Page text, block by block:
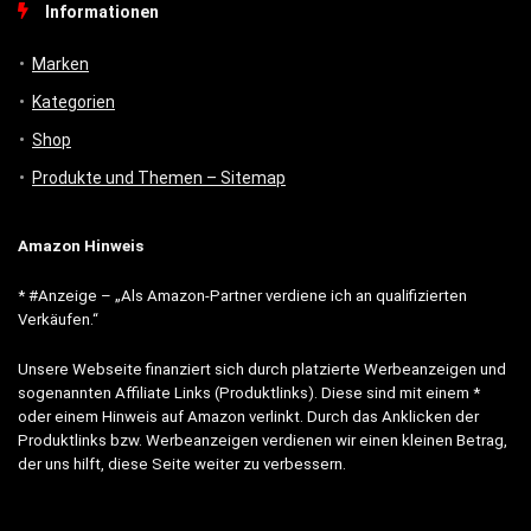
Informationen
Marken
Kategorien
Shop
Produkte und Themen – Sitemap
Amazon Hinweis
* #Anzeige – „Als Amazon-Partner verdiene ich an qualifizierten
Verkäufen.“
Unsere Webseite finanziert sich durch platzierte Werbeanzeigen und
sogenannten Affiliate Links (Produktlinks). Diese sind mit einem *
oder einem Hinweis auf Amazon verlinkt. Durch das Anklicken der
Produktlinks bzw. Werbeanzeigen verdienen wir einen kleinen Betrag,
der uns hilft, diese Seite weiter zu verbessern.